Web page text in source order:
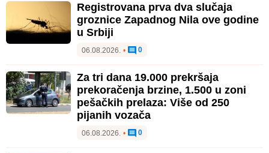
Registrovana prva dva slučaja
groznice Zapadnog Nila ove godine
u Srbiji
06.08.2026. • 0
Za tri dana 19.000 prekršaja
prekoračenja brzine, 1.500 u zoni
pešačkih prelaza: Više od 250
pijanih vozača
06.08.2026. • 0